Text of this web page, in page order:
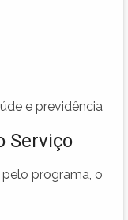
e previdência
Serviço
programa, o